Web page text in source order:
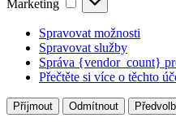
Marketing
Spravovat možnosti
Spravovat služby
Správa {vendor_count}
Přečtěte si více o těchto
Příjmout Odmítnout